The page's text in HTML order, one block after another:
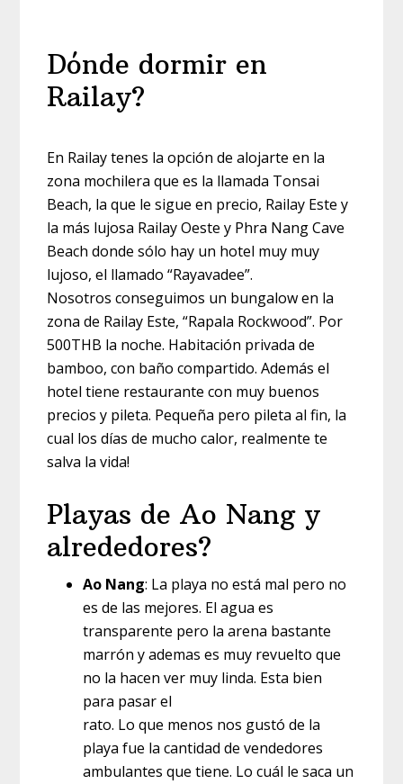
Dónde dormir en
Railay?
En Railay tenes la opción de alojarte en la
zona mochilera que es la llamada Tonsai
Beach, la que le sigue en precio, Railay Este y
la más lujosa Railay Oeste y Phra Nang Cave
Beach donde sólo hay un hotel muy muy
lujoso, el llamado “Rayavadee”.
Nosotros conseguimos un bungalow en la
zona de Railay Este, “Rapala Rockwood”. Por
500THB la noche. Habitación privada de
bamboo, con baño compartido. Además el
hotel tiene restaurante con muy buenos
precios y pileta. Pequeña pero pileta al fin, la
cual los días de mucho calor, realmente te
salva la vida!
Playas de Ao Nang y
alrededores?
Ao Nang: La playa no está mal pero no
es de las mejores. El agua es
transparente pero la arena bastante
marrón y ademas es muy revuelto que
no la hacen ver muy linda. Esta bien
para pasar el
rato. Lo que menos nos gustó de la
playa fue la cantidad de vendedores
ambulantes que tiene. Lo cuál le saca un